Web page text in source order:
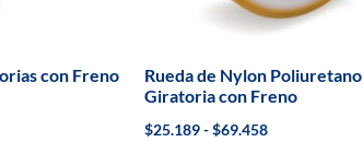
con Freno
Rueda de Nylon Poliuretano
Giratoria con Freno
$25.189-$69.458